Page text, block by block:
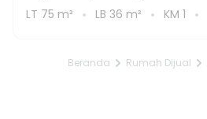
LT 75 m² LB 36 m² KM 1
Beranda Rumah Dijual